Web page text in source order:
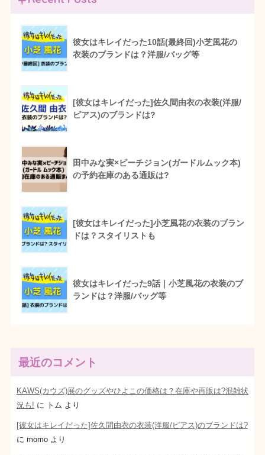
彼女はキレイだった10話(最終回)小芝風花の
衣装のブランドは？洋服/バッグ等
[彼女はキレイだった]佐久間由衣の衣装(洋服/
ピアス)のブランドは?
田中みな実×ピーチジョン(ガードルムック本)
の予約在庫のある通販は?
[彼女はキレイだった]小芝風花の衣装のブラン
ドは？スタイリストも
彼女はキレイだった9話｜小芝風花の衣装のブ
ランドは？洋服/バッグ等
最近のコメント
KAWS(カウズ)展のグッズやひよこの価格は？在庫や再販は?混雑状
況も! に トム より
[彼女はキレイだった]佐久間由衣の衣装(洋服/ピアス)のブランドは?
に momoより